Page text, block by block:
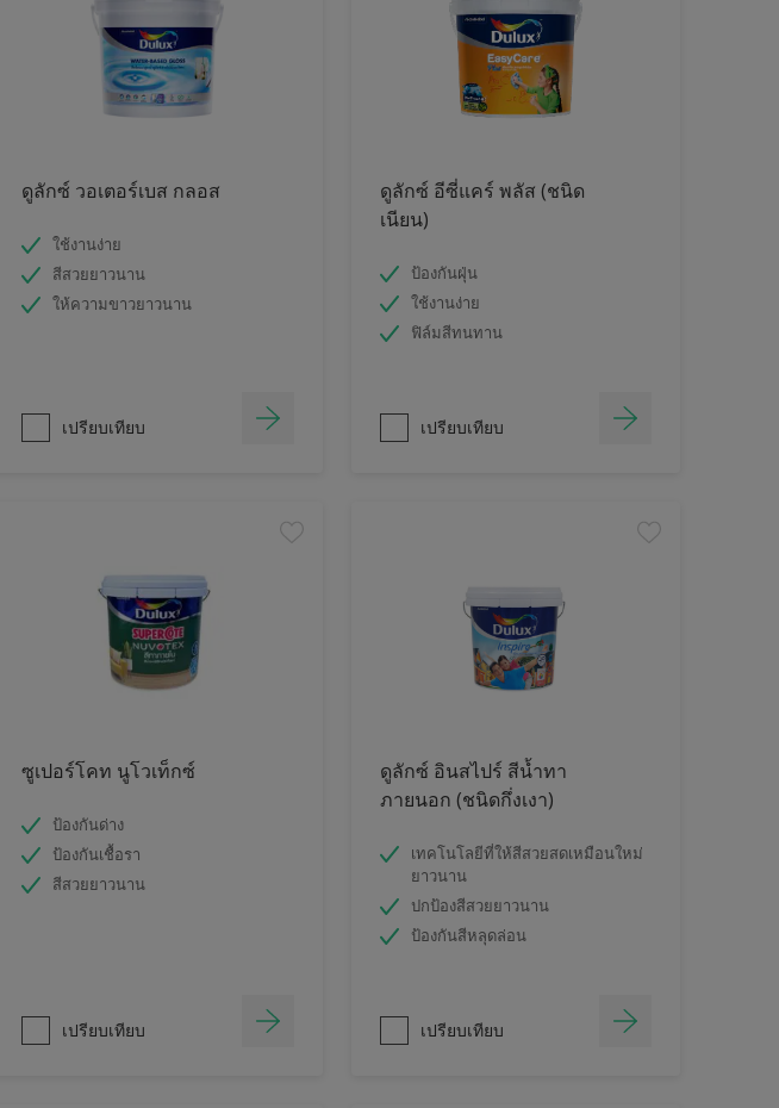
ดูลักซ์ วอเตอร์เบส กลอส
ใช้งานง่าย
สีสวยยาวนาน
ให้ความขาวยาวนาน
เปรียบเทียบ
ดูลักซ์ อีซี่แคร์ พลัส (ชนิด
เนียน)
ป้องกันฝุ่น
ใช้งานง่าย
ฟิล์มสีทนทาน
เปรียบเทียบ
ซูเปอร์โคท นูโวเท็กซ์
ป้องกันด่าง
ป้องกันเชื้อรา
สีสวยยาวนาน
เปรียบเทียบ
ดูลักซ์ อินสไปร์ สีน้ำทา
ภายนอก (ชนิดกึ่งเงา)
เทคโนโลยีที่ให้สีสวยสดเหมือนใหม่
ยาวนาน
ปกป้องสีสวยยาวนาน
ป้องกันสีหลุดล่อน
เปรียบเทียบ